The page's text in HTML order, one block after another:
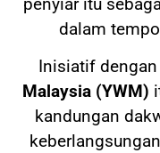
dalam
Inisiatif
Malaysia (YWM)
kandungan